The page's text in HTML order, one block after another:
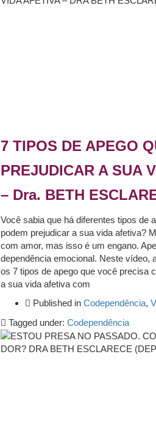
7 TIPOS DE APEGO
PREJUDICAR A SUA
– Dra. BETH
Você sabia que há diferentes tipos de
podem prejudicar a sua vida afetiva?
com amor, mas isso é um engano.
dependência emocional. Neste vídeo,
os 7 tipos de apego que você precisa
a sua vida afetiva com
Published in Codependência,
Tagged under: Codependência